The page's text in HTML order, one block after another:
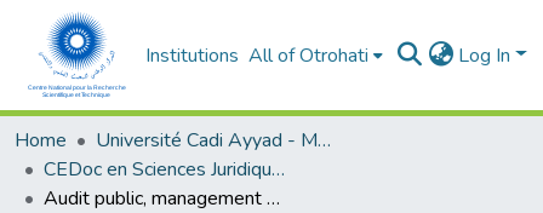
Institutions All of Otrohati Log In
Home
Université Cadi Ayyad - Marrakech
CEDoc en Sciences Juridiques, Economiques, Sociales et de Gestion (CED - SJESG)
Audit public, management et gouvernance territoriale au Maroc